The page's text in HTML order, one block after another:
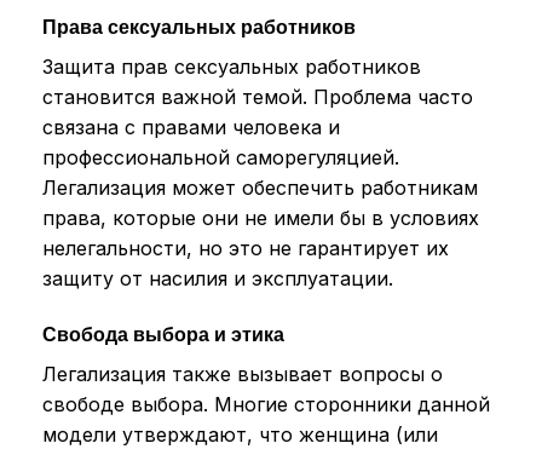
Права сексуальных работников
Защита прав сексуальных работников
становится важной темой. Проблема часто
связана с правами человека и
профессиональной саморегуляцией.
Легализация может обеспечить работникам
права, которые они не имели бы в условиях
нелегальности, но это не гарантирует их
защиту от насилия и эксплуатации.
Свобода выбора и этика
Легализация также вызывает вопросы о
свободе выбора. Многие сторонники данной
модели утверждают, что женщина (или